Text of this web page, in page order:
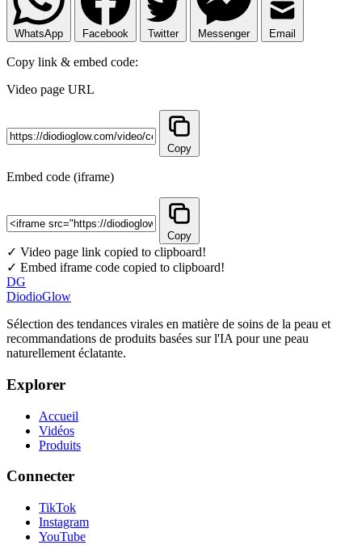
WhatsApp Facebook Twitter Messenger Email
Copy link & embed code:
Video page URL
Copy
Embed code (iframe)
Copy
✓ Video page link copied to clipboard!
✓ Embed iframe code copied to clipboard!
DG
DiodioGlow
Sélection des tendances virales en matière de soins de la peau et
recommandations de produits basées sur l'IA pour une peau
naturellement éclatante.
Explorer
Accueil
Vidéos
Produits
Connecter
TikTok
Instagram
YouTube